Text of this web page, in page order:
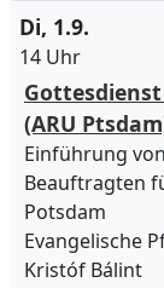
Di, 1.9.
14 Uhr
(ARU
Einführung
Beauftragten
Potsdam
Evangelische
Kristóf Bálint